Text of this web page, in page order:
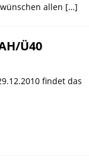
allen […]
Ü40
findet das